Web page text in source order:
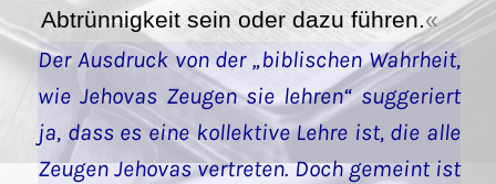
Abtrünnigkeit sein oder dazu führen.
Der Ausdruck von der „biblischen Wahrheit,
wie Jehovas Zeugen sie lehren“ suggeriert
ja, dass es eine kollektive Lehre ist, die alle
Zeugen Jehovas vertreten. Doch gemeint ist